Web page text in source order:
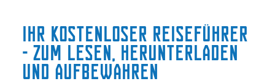
Ihr kostenloser Reiseführer
- zum Lesen, Herunterladen
und Aufbewahren